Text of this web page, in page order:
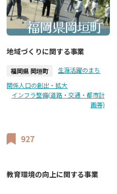
地域づくりに関する事業
福岡県 岡垣町
生涯活躍のまち
関係人口の創出・拡大
インフラ整備(道路・交通・都市計
画等)
927
教育環境の向上に関する事業